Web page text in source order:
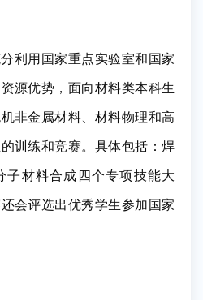
利用国家重点实验室和国家
源优势，面向材料类本科生
非金属材料、材料物理和高
训练和竞赛。具体包括：焊
子材料合成四个专项技能大
会评选出优秀学生参加国家